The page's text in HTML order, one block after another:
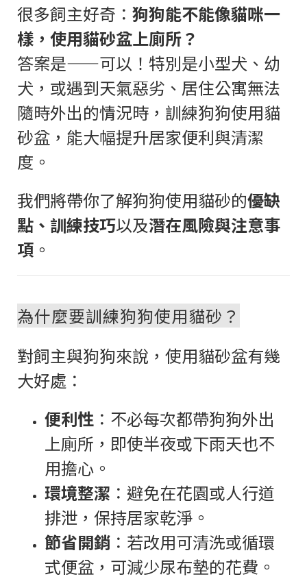
很多飼主好奇： 狗狗能不能像貓咪一
樣，使用貓砂盆上廁所？
答案是——可以！特別是小型犬、幼
犬，或遇到天氣惡劣、居住公寓無法
隨時外出的情況時，訓練狗狗使用貓
砂盆，能大幅提升居家便利與清潔
度。
我們將帶你了解狗狗使用貓砂的優缺
點、訓練技巧以及潛在風險與注意事
項 。
為什麼要訓練狗狗使用貓砂？
對飼主與狗狗來說，使用貓砂盆有幾
大好處：
便利性 ：不必每次都帶狗狗外出
上廁所，即使半夜或下雨天也不
用擔心。
環境整潔 ：避免在花園或人行道
排泄，保持居家乾淨。
節省開銷 ：若改用可清洗或循環
式便盆，可減少尿布墊的花費。